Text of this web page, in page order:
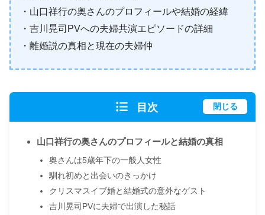
・山口祥行の奥さんのプロフィールや結婚の経緯
・吉川晃司PVへの夫婦共演エピソードの詳細
・離婚説の真相と現在の夫婦仲
目次 閉じる
山口祥行の奥さんのプロフィールと結婚の真相
奥さんは5歳年下の一般人女性
馴れ初めと出会いのきっかけ
クリスマスイブ婚と結婚式の意外なゲスト
吉川晃司PVに夫婦で出演した秘話